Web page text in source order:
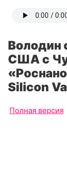
Володин
США с
Silicon
Полная версия